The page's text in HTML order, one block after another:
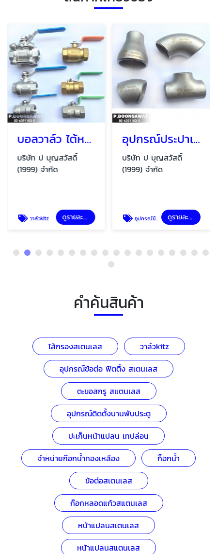
บอลวาล์ว ไต้หวัน ญี่ปุ่น
บริษัท ป บุญสวัสดิ์
(1999) จำกัด
วาล์วkitz ดูรายละเอียด
อุปกรณ์ประปาเชื่อม Welding fittings,stainless steel pipe
บริษัท ป บุญสวัสดิ์
(1999) จำกัด
อุปกรณ์ข้อต่อ ฟิตติ้ง สเตนเลส ดูรายละเอียด
คำค้นสินค้า
ไส้กรองสเตนเลส
วาล์วkitz
อุปกรณ์ข้อต่อ ฟิตติ้ง สเตนเลส
ตะขอสกรู สแตนเลส
อุปกรณ์ติดตั้งบานพับประตู
ปะเก็นหน้าแปลน เทปล่อน
จำหน่ายก๊อกน้ำทองเหลือง
ก็อกน้ำ
ข้อต่อสเตนเลส
ก๊อกหลอดแก้วสแตนเลส
หน้าแปลนสเตนเลส
หน้าแปลนสแตนเลส